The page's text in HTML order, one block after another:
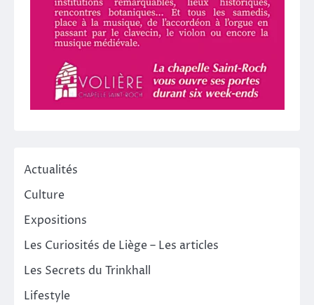
Actualités
Culture
Expositions
Les Curiosités de Liège – Les articles
Les Secrets du Trinkhall
Lifestyle